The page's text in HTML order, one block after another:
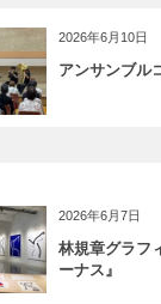
2026年6月10日
アンサンブル
2026年6月7日
林規章グラフ
ーナス』